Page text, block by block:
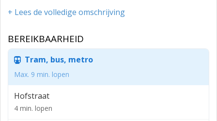
Cafetaria/Wok To Go
Het centrum van Schagen. Een regiostad boven het
Noordzee Kanaal. Gelegen in Noord-Holland.
Recht tegenover de hoofdingang van het Makado
Omschrijving:
Deze cafetaria is al sinds jaar en dag een begrip in de
+ Lees de volledige omschrijving
BEREIKBAARHEID
Tram, bus, metro
Max. 9 min. lopen
Hofstraat
4 min. lopen